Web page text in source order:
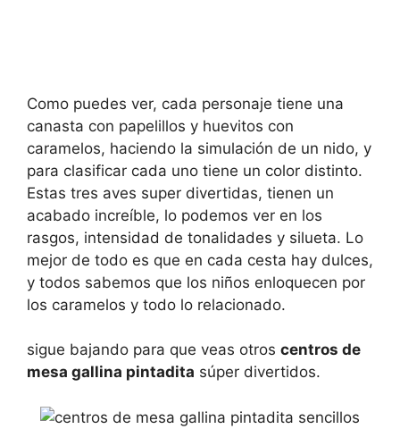
Como puedes ver, cada personaje tiene una
canasta con papelillos y huevitos con
caramelos, haciendo la simulación de un nido, y
para clasificar cada uno tiene un color distinto.
Estas tres aves super divertidas, tienen un
acabado increíble, lo podemos ver en los
rasgos, intensidad de tonalidades y silueta. Lo
mejor de todo es que en cada cesta hay dulces,
y todos sabemos que los niños enloquecen por
los caramelos y todo lo relacionado.
sigue bajando para que veas otros centros de
mesa gallina pintadita súper divertidos.